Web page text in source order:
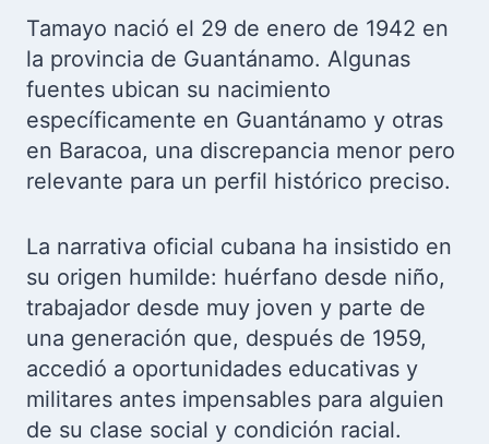
Tamayo nació el 29 de enero de 1942 en
la provincia de Guantánamo. Algunas
fuentes ubican su nacimiento
específicamente en Guantánamo y otras
en Baracoa, una discrepancia menor pero
relevante para un perfil histórico preciso.
La narrativa oficial cubana ha insistido en
su origen humilde: huérfano desde niño,
trabajador desde muy joven y parte de
una generación que, después de 1959,
accedió a oportunidades educativas y
militares antes impensables para alguien
de su clase social y condición racial.